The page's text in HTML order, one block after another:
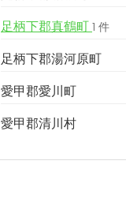
足柄下郡真鶴町 1 件
足柄下郡湯河原町
愛甲郡愛川町
愛甲郡清川村